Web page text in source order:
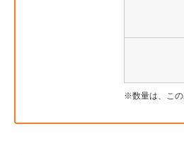
数量は、こ